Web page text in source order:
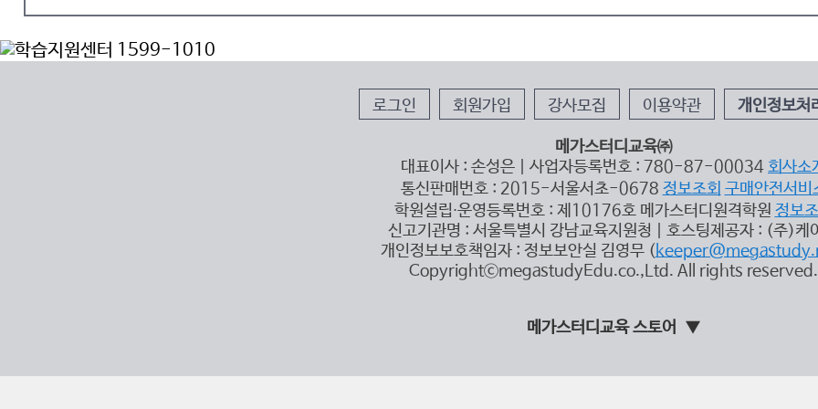
로그인 회원가입 강사모집 이용약관 개인정보처
메가스터디교육㈜
대표이사 : 손성은 | 사업자등록번호 : 780-87-00034 회사소
통신판매번호 : 2015-서울서초-0678 정보조회 구매안전서비
학원설립∙운영등록번호 : 제10176호 메가스터디원격학원 정보
신고기관명 : 서울특별시 강남교육지원청 | 호스팅제공자 : (주)케
개인정보보호책임자 : 정보보안실 김영무 (
CopyrightⓒmegastudyEdu.co.,Ltd. All rights reserved.
메가스터디교육 스토어